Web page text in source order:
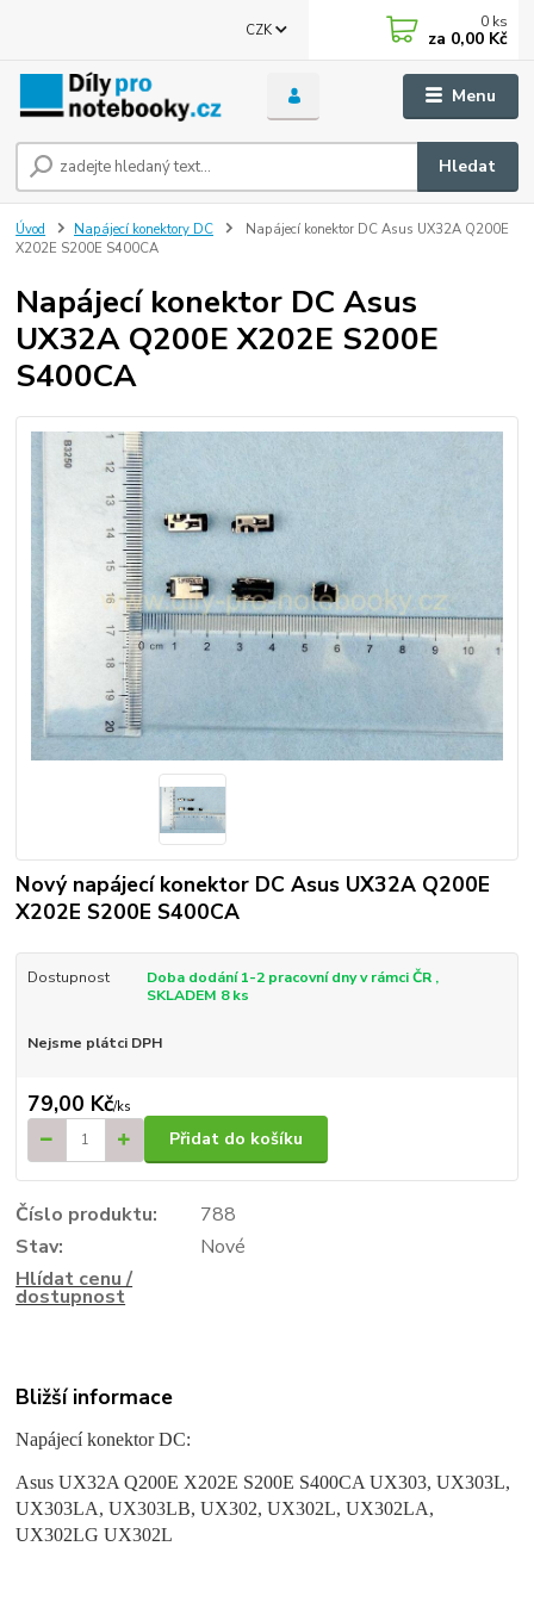
Menu
CZK
Hledat
0 ks
za 0,00 Kč
Úvod Napájecí konektory DC
Napájecí konektor DC Asus UX32A Q200E
X202E S200E S400CA
Napájecí konektor DC Asus
UX32A Q200E X202E S200E
S400CA
Nový napájecí konektor DC Asus UX32A Q200E
X202E S200E S400CA
Dostupnost
Doba dodání 1-2 pracovní dny v rámci ČR ,
SKLADEM 8 ks
Nejsme plátci DPH
79,00 Kč/ks
Přidat do košíku
Číslo produktu:
788
Stav:
Nové
Hlídat cenu /
dostupnost
Bližší informace
Napájecí konektor DC:
Asus UX32A Q200E X202E S200E S400CA UX303, UX303L,
UX303LA, UX303LB, UX302, UX302L, UX302LA,
UX302LG UX302L